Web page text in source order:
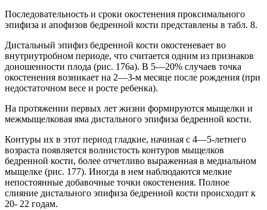
Последовательность и сроки окостенения проксимального
эпифиза и апофизов бедренной кости представлены в табл. 8.
Дистальный эпифиз бедренной кости окостеневает во
внутриутробном периоде, что считается одним из признаков
доношенности плода (рис. 176а). В 5—20% случаев точка
окостенения возникает на 2—3-м месяце после рождения (при
недостаточном весе и росте ребенка).
На протяжении первых лет жизни формируются мыщелки и
межмыщелковая яма дистального эпифиза бедренной кости.
Контуры их в этот период гладкие, начиная с 4—5-летнего
возраста появляется волнистость контуров мыщелков
бедренной кости, более отчетливо выраженная в медиальном
мыщелке (рис. 177). Иногда в нем наблюдаются мелкие
непостоянные добавочные точки окостенения. Полное
слияние дистального эпифиза бедренной кости происходит к
20- 22 годам.